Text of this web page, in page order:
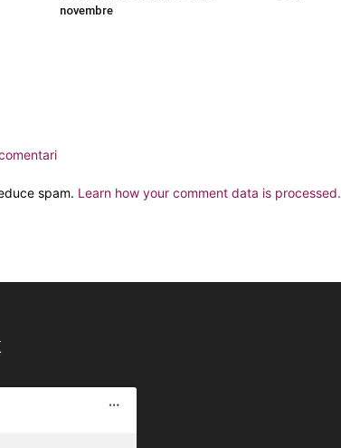
novembre
spam. Learn how your comment data is processed.